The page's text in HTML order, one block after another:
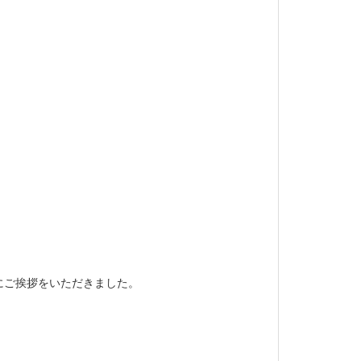
挨拶をいただきました。